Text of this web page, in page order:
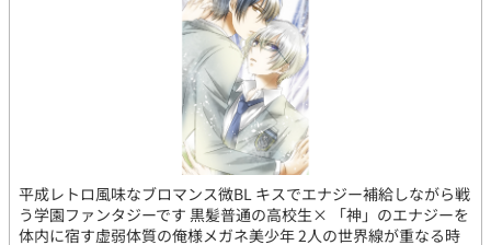
平成レトロ風味なブロマンス微BL キスでエナジー補給しながら戦
う学園ファンタジーです 黒髪普通の高校生× 「神」のエナジーを
体内に宿す虚弱体質の俺様メガネ美少年 2人の世界線が重なる時